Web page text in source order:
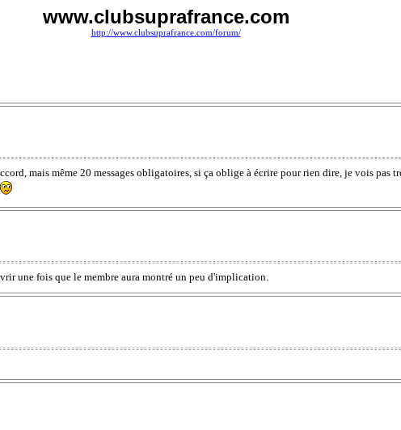
www.clubsuprafrance.com
http://www.clubsuprafrance.com/forum/
mais même 20 messages obligatoires, si ça oblige à écrire pour rien dire, je vois pas
une fois que le membre aura montré un peu d'implication.